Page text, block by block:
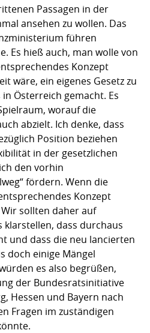
Passagen in der
ansehen zu wollen. Das
führen
Es hieß auch, man wolle von
Konzept
wäre, ein eigenes Gesetz zu
Österreich gemacht. Es
worauf die
abzielt. Ich denke, dass
Position beziehen
in der gesetzlichen
den vorhin
fördern. Wenn die
Konzept
sollten daher auf
klarstellen, dass durchaus
und dass die neu lancierten
doch einige Mängel
es also begrüßen,
der Bundesratsinitiative
Hessen und Bayern nach
Fragen im zuständigen